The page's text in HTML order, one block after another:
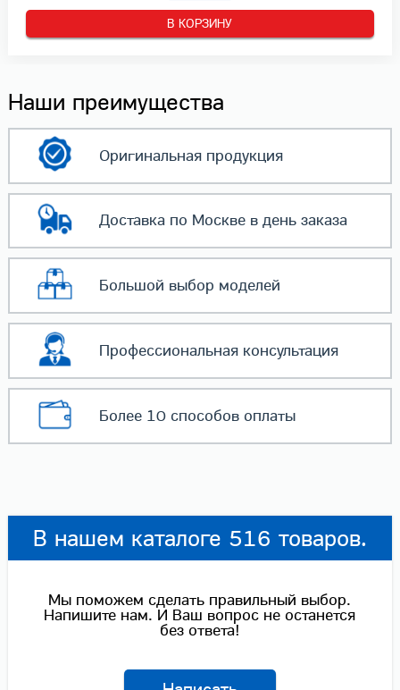
В КОРЗИНУ
Наши преимущества
Оригинальнаяпродукция
Доставка по Москвев день заказа
Большой выбор моделей
Профессиональнаяконсультация
Более 10 способовоплаты
В нашем каталоге 516 товаров.
Мы поможем сделать правильный выбор.
Напишите нам. И Ваш вопрос не останется
без ответа!